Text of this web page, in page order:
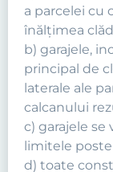
a parcelei cu
înălţimea
b) garajele,
principal de
laterale ale
calcanului
c) garajele
limitele
d) toate